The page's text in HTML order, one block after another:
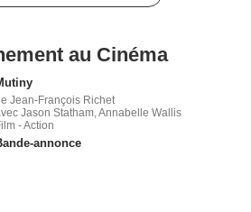
au Cinéma
Jean-François Richet
Jason Statham, Annabelle Wallis
- Action
annonce